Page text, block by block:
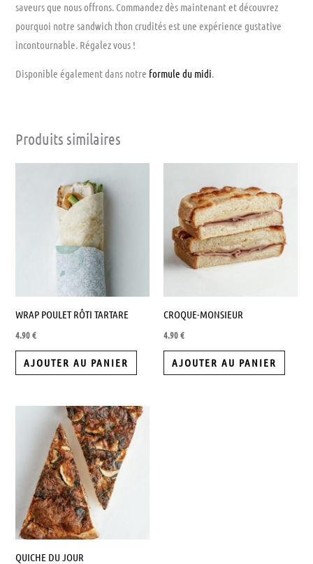
saveurs que nous offrons. Commandez dès maintenant et découvrez
pourquoi notre sandwich thon crudités est une expérience gustative
incontournable. Régalez vous !
Disponible également dans notre formule du midi.
Produits similaires
WRAP POULET RÔTI TARTARE
4.90€
AJOUTER AU PANIER
CROQUE-MONSIEUR
4.90€
AJOUTER AU PANIER
QUICHE DU JOUR